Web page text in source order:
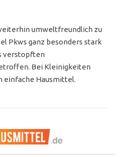
umweltfreundlich zu
Pkws ganz besonders stark
verstopften
Bei Kleinigkeiten
einfache Hausmittel.